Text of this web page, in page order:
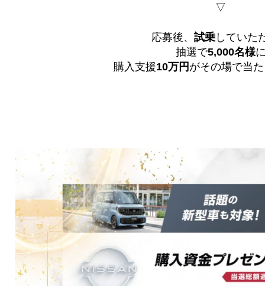
▽
応募後、 試乗 していた
抽選で5,000名様
購入支援10万 円 がその場で当